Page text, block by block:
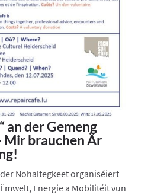
an der Gemeng
Mir brauchen Är
Nohaltegkeet organiséiert
Energie a Mobilitéit vun